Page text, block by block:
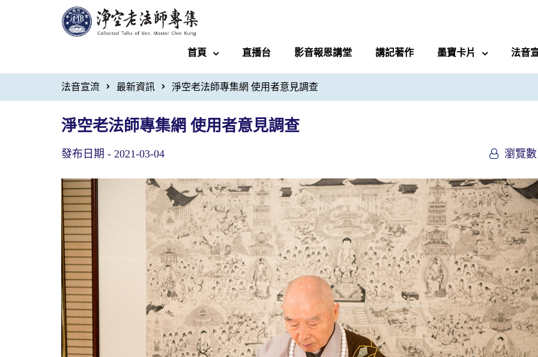
首頁 直播台 影音報恩講堂 講記著作 墨寶卡片 法音
法音宣流 最新資訊 淨空老法師專集網 使用者意見調查
淨空老法師專集網 使用者意見調查
發布日期 - 2021-03-04 瀏覽數